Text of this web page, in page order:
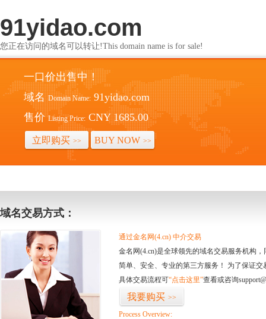
91yidao.com
您正在访问的域名可以转让!This domain name is for sale!
一口价出售中！
域名 Domain Name: 91yidao.com
售价 Listing Price: CNY 1685.00
立即购买 >> BUY NOW >>
域名交易方式：
通过金名网(4.cn) 中介交易
金名网(4.cn)是全球领先的域名交易服务机构
简单、安全、专业的第三方服务！ 为了保证
具体交易流程可“点击这里”查看或咨询
我要购买 >>
Process Overview: